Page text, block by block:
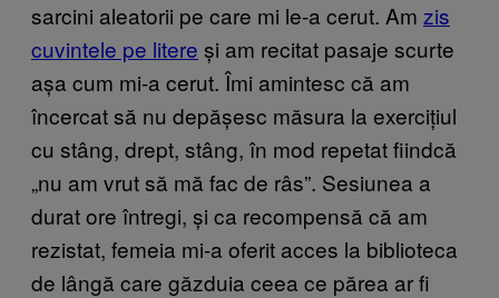
sarcini aleatorii pe care mi le-a cerut. Am zis
cuvintele pe litere și am recitat pasaje scurte
așa cum mi-a cerut. Îmi amintesc că am
încercat să nu depășesc măsura la exercițiul
cu stâng, drept, stâng, în mod repetat fiindcă
„nu am vrut să mă fac de râs”. Sesiunea a
durat ore întregi, și ca recompensă că am
rezistat, femeia mi-a oferit acces la biblioteca
de lângă care găzduia ceea ce părea ar fi